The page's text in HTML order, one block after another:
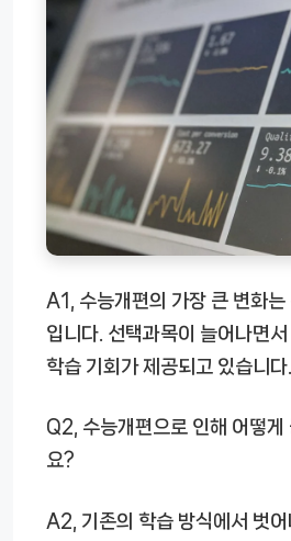
A1, 수능개편의 가장 큰 변화
입니다. 선택과목이 늘어나면
학습 기회가 제공되고 있습니다.
Q2, 수능개편으로 인해 어떻게
요?
A2, 기존의 학습 방식에서 벗